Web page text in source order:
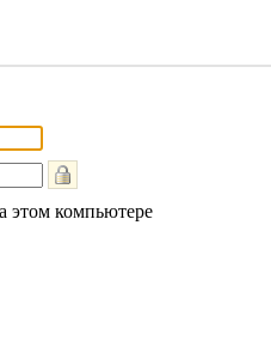
этом компьютере